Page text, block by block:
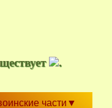
.
части ▼